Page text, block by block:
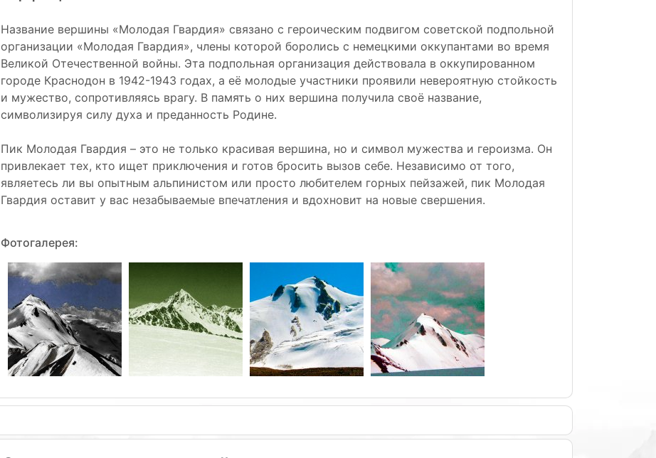
Название вершины «Молодая Гвардия» связано с героическим подвигом советской подпольной
организации «Молодая Гвардия», члены которой боролись с немецкими оккупантами во время
Великой Отечественной войны. Эта подпольная организация действовала в оккупированном
городе Краснодон в 1942-1943 годах, а её молодые участники проявили невероятную стойкость
и мужество, сопротивляясь врагу. В память о них вершина получила своё название,
символизируя силу духа и преданность Родине.
Пик Молодая Гвардия – это не только красивая вершина, но и символ мужества и героизма. Он
привлекает тех, кто ищет приключения и готов бросить вызов себе. Независимо от того,
являетесь ли вы опытным альпинистом или просто любителем горных пейзажей, пик Молодая
Гвардия оставит у вас незабываемые впечатления и вдохновит на новые свершения.
Фотогалерея: